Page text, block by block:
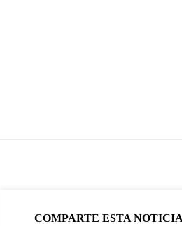
COMPARTE ESTA NOTICIA